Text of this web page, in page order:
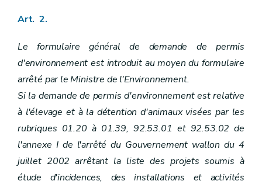
Annexe
Annexe
Annexe
Annexe
Annexe
Annexe
Annexe
Annexe
Annexe
Annexe
Annexe
Art. 2.
Le formulaire général de demande de permis
d'environnement est introduit au moyen du formulaire
arrêté par le Ministre de l'Environnement.
Si la demande de permis d'environnement est relative
à l'élevage et à la détention d'animaux visées par les
rubriques 01.20 à 01.39, 92.53.01 et 92.53.02 de
l'annexe I de l'arrêté du Gouvernement wallon du 4
juillet 2002 arrêtant la liste des projets soumis à
étude d'incidences, des installations et activités